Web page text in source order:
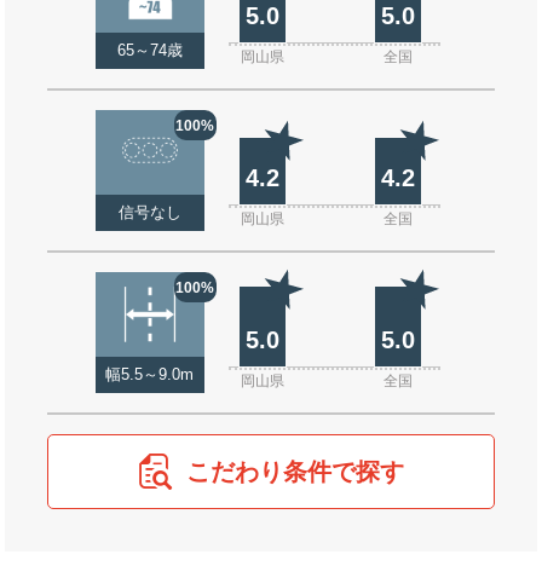
65～74歳
5.0 5.0
岡山県 全国
100%
信号なし
4.2 4.2
岡山県 全国
100%
幅5.5～9.0m
5.0 5.0
岡山県 全国
こだわり条件で探す